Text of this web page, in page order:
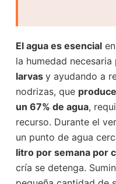
El agua es esencialen
la humedad necesaria
larvas y ayudando a
nodrizas, que
un 67% de agua,
recurso. Durante el
un punto de agua
litro por semana por
cría se detenga.